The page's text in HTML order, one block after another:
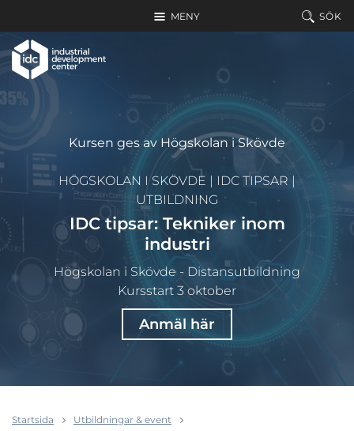
MENY SÖK
Kursen ges av Högskolan i Skövde
HÖGSKOLAN I SKÖVDE | IDC TIPSAR |
UTBILDNING
IDC tipsar: Tekniker inom
industri
Högskolan i Skövde - Distansutbildning
Kursstart 3 oktober
Anmäl här
Startsida
Utbildningar & event